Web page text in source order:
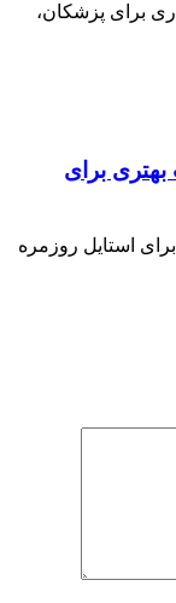
برای پزشکان،
بهتری برای
استایل روزمره